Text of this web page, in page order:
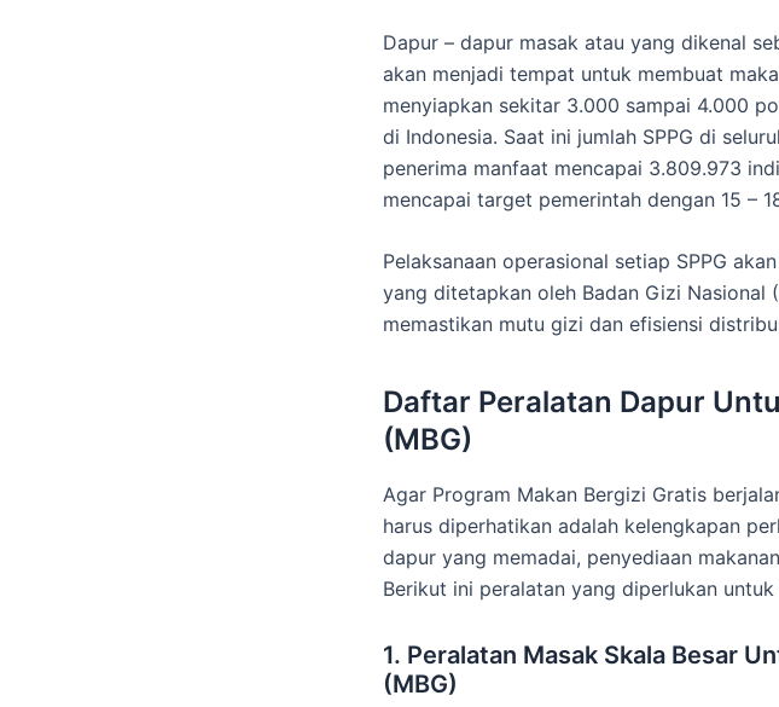
Dapur – dapur masak atau yang dikenal
akan menjadi tempat untuk membuat
menyiapkan sekitar 3.000 sampai 4.000
di Indonesia. Saat ini jumlah SPPG di
penerima manfaat mencapai 3.809.973
mencapai target pemerintah dengan 15 –
Pelaksanaan operasional setiap SPPG
yang ditetapkan oleh Badan Gizi Nasional
memastikan mutu gizi dan efisiensi
Daftar Peralatan Dapur
(MBG)
Agar Program Makan Bergizi Gratis
harus diperhatikan adalah kelengkapan
dapur yang memadai, penyediaan
Berikut ini peralatan yang diperlukan
1. Peralatan Masak Skala Besar
(MBG)